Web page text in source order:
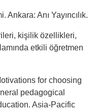
Ankara: Anı Yayıncılık.
kişilik özellikleri,
etkili öğretmen
for choosing
pedagogical
Asia-Pacific